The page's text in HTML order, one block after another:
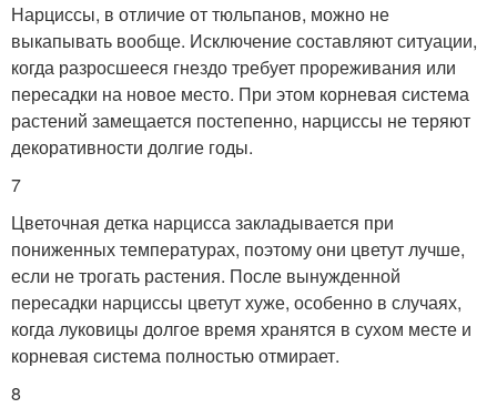
Нарциссы, в отличие от тюльпанов, можно не
выкапывать вообще. Исключение составляют ситуации,
когда разросшееся гнездо требует прореживания или
пересадки на новое место. При этом корневая система
растений замещается постепенно, нарциссы не теряют
декоративности долгие годы.
7
Цветочная детка нарцисса закладывается при
пониженных температурах, поэтому они цветут лучше,
если не трогать растения. После вынужденной
пересадки нарциссы цветут хуже, особенно в случаях,
когда луковицы долгое время хранятся в сухом месте и
корневая система полностью отмирает.
8